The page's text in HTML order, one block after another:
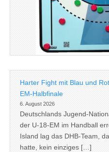
Harter Fight mit Blau und
EM-Halbfinale
6. August 2026
Deutschlands Jugend-
der U-18-EM im Handball
Island lag das DHB-Team,
hatte, kein einziges […]